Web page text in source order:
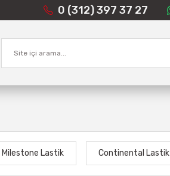
0 (312) 397 37 27
Milestone Lastik Continental Lastik